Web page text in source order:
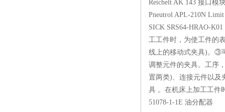
Reichelt AK 143
Pneutrol APL-210N
SICK SRS64-
工工件时，为使工件的
线上的移动式夹具)。③
调整元件的夹具。工序
置两类)、连接元件以及
具 。在机床上加工工件
51078-1-1E 油分